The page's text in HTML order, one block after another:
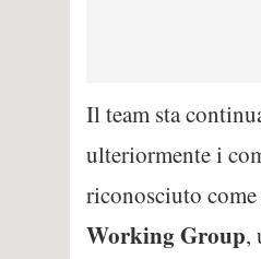
Il team sta
ulteriormente i
riconosciuto come
Working Group,